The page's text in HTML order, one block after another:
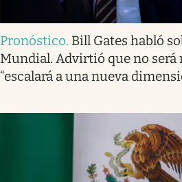
Pronóstico. Bill Gates habló
Mundial. Advirtió que no será
“escalará a una nueva